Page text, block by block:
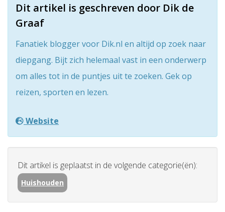
Dit artikel is geschreven door Dik de
Graaf
Fanatiek blogger voor Dik.nl en altijd op zoek naar
diepgang. Bijt zich helemaal vast in een onderwerp
om alles tot in de puntjes uit te zoeken. Gek op
reizen, sporten en lezen.
Website
Dit artikel is geplaatst in de volgende categorie(ën):
Huishouden